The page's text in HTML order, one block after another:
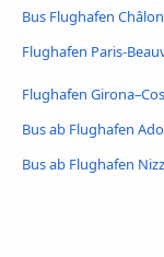
Bus Flughafen
Flughafen Paris-
Flughafen
Bus ab Flughafen
Bus ab Flughafen